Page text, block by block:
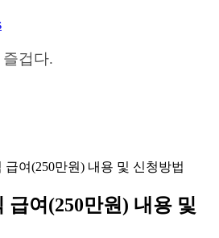
겁다.
급여(250만원) 내용 및 신청방법
급여(250만원) 내용 및